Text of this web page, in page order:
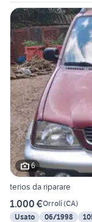
6
terios da riparare
1.000 €Orroli(CA)
Usato
06/1998